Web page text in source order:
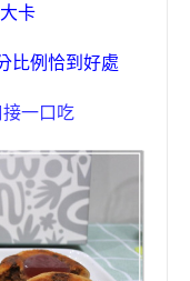
大卡
比例恰到好處
一口吃